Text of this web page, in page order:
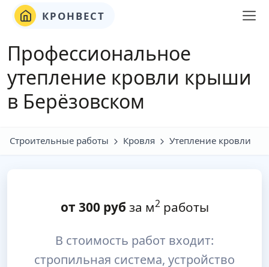
КРОНВЕСТ
Профессиональное
утепление кровли крыши
в Берёзовском
Строительные работы Кровля Утепление кровли
от 300руб за м2работы
В стоимость работ входит:
стропильная система, устройство